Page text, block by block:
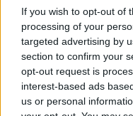
If you wish to opt-out of
processing of your
targeted advertising by
section to confirm your
opt-out request is
interest-based ads
us or personal